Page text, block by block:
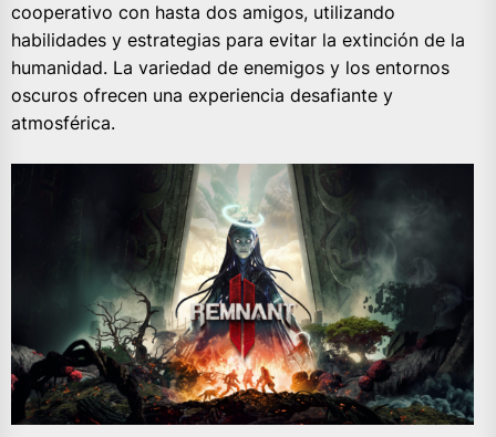
cooperativo con hasta dos amigos, utilizando
habilidades y estrategias para evitar la extinción de la
humanidad. La variedad de enemigos y los entornos
oscuros ofrecen una experiencia desafiante y
atmosférica.